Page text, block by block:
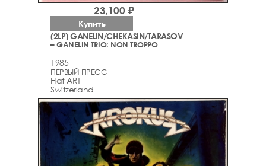
(2LP) GANELIN/CHEKASIN/TARASOV
– GANELIN TRIO: NON TROPPO
1985
ПЕРВЫЙ ПРЕСС
Hat ART ‎
Switzerland
23,100 ₽
Купить